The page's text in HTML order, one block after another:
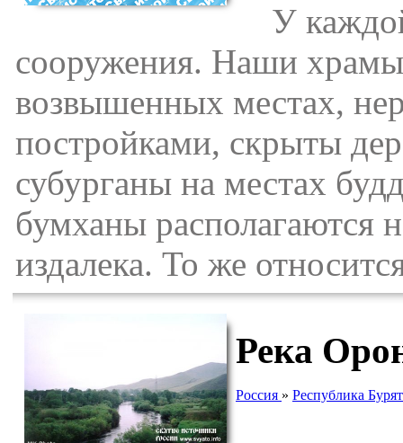
У каждой
сооружения. Наши
возвышенных местах,
постройками, скрыты
субурганы на местах
бумханы располагаются
издалека. То же
Река
Россия » Республика